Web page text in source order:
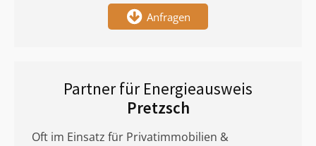
Anfragen
Partner für Energieausweis
Pretzsch
Oft im Einsatz für Privatimmobilien &